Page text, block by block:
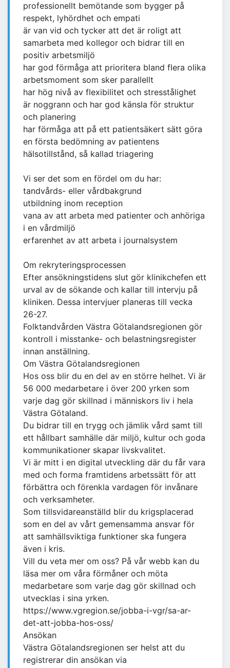
professionellt bemötande som bygger på
respekt, lyhördhet och empati
är van vid och tycker att det är roligt att
samarbeta med kollegor och bidrar till en
positiv arbetsmiljö
har god förmåga att prioritera bland flera olika
arbetsmoment som sker parallellt
har hög nivå av flexibilitet och stresstålighet
är noggrann och har god känsla för struktur
och planering
har förmåga att på ett patientsäkert sätt göra
en första bedömning av patientens
hälsotillstånd, så kallad triagering
Vi ser det som en fördel om du har:
tandvårds- eller vårdbakgrund
utbildning inom reception
vana av att arbeta med patienter och anhöriga
i en vårdmiljö
erfarenhet av att arbeta i journalsystem
Om rekryteringsprocessen
Efter ansökningstidens slut gör klinikchefen ett
urval av de sökande och kallar till intervju på
kliniken. Dessa intervjuer planeras till vecka
26-27.
Folktandvården Västra Götalandsregionen gör
kontroll i misstanke- och belastningsregister
innan anställning.
Om Västra Götalandsregionen
Hos oss blir du en del av en större helhet. Vi är
56 000 medarbetare i över 200 yrken som
varje dag gör skillnad i människors liv i hela
Västra Götaland.
Du bidrar till en trygg och jämlik vård samt till
ett hållbart samhälle där miljö, kultur och goda
kommunikationer skapar livskvalitet.
Vi är mitt i en digital utveckling där du får vara
med och forma framtidens arbetssätt för att
förbättra och förenkla vardagen för invånare
och verksamheter.
Som tillsvidareanställd blir du krigsplacerad
som en del av vårt gemensamma ansvar för
att samhällsviktiga funktioner ska fungera
även i kris.
Vill du veta mer om oss? På vår webb kan du
läsa mer om våra förmåner och möta
medarbetare som varje dag gör skillnad och
utvecklas i sina yrken.
https://www.vgregion.se/jobba-i-vgr/sa-ar-
det-att-jobba-hos-oss/
Ansökan
Västra Götalandsregionen ser helst att du
registrerar din ansökan via